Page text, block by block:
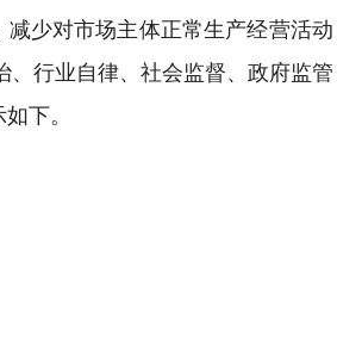
少对市场主体正常生产经营活动
行业自律、社会监督、政府监管
下。